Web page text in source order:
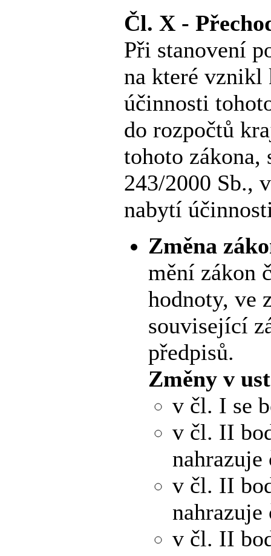
Čl. X -
Při stanovení
na které vznikl
účinnosti
do rozpočtů
tohoto zákona,
243/2000 Sb.,
nabytí
Změna
mění zákon
hodnoty, ve
související
předpisů.
Změny v
v čl. I se
v čl. II
v čl. II
v čl. II